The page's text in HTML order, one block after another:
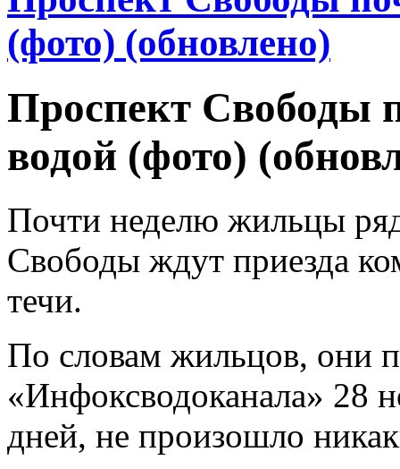
(фото) (обновлено)
Проспект Свободы
водой (фото)
Почти неделю жильцы
Свободы ждут приезда
течи.
По словам жильцов, они
«Инфоксводоканала» 28
дней, не произошло